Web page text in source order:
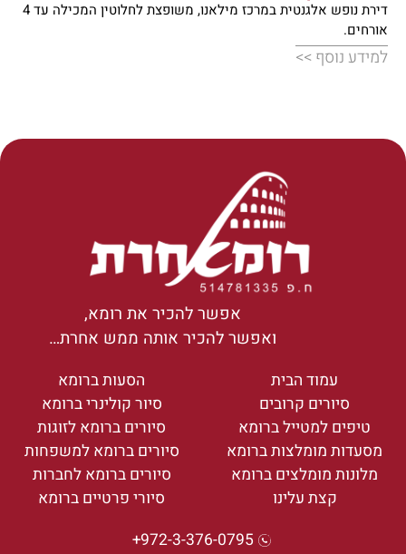
דירת נופש אלגנטית במרכז מילאנו, משופצת לחלוטין המכילה עד 4
אורחים.
למידע נוסף >>
אפשר להכיר את רומא,
ואפשר להכיר אותה ממש אחרת…
עמוד הבית
סיורים קרובים
טיפים למטייל ברומא
מסעדות מומלצות ברומא
מלונות מומלצים ברומא
קצת עלינו
הסעות ברומא
סיור קולינרי ברומא
סיורים ברומא לזוגות
סיורים ברומא למשפחות
סיורים ברומא לחברות
סיורי פרטיים ברומא
972-3-376-0795+